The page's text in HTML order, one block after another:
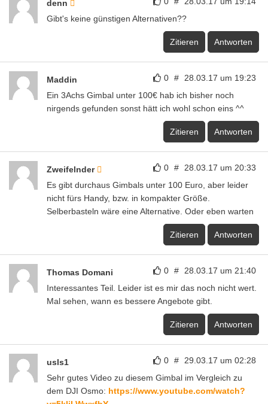
denn
Gibt's keine günstigen Alternativen??
Zitieren Antworten
0 # 28.03.17 um 19:23
Maddin
Ein 3Achs Gimbal unter 100€ hab ich bisher noch
nirgends gefunden sonst hätt ich wohl schon eins ^^
Zitieren Antworten
0 # 28.03.17 um 20:33
Zweifelnder
Es gibt durchaus Gimbals unter 100 Euro, aber leider
nicht fürs Handy, bzw. in kompakter Größe.
Selberbasteln wäre eine Alternative. Oder eben warten
Zitieren Antworten
0 # 28.03.17 um 21:40
Thomas Domani
Interessantes Teil. Leider ist es mir das noch nicht wert.
Mal sehen, wann es bessere Angebote gibt.
Zitieren Antworten
0 # 29.03.17 um 02:28
usls1
Sehr gutes Video zu diesem Gimbal im Vergleich zu
dem DJI Osmo: https://www.youtube.com/watch?